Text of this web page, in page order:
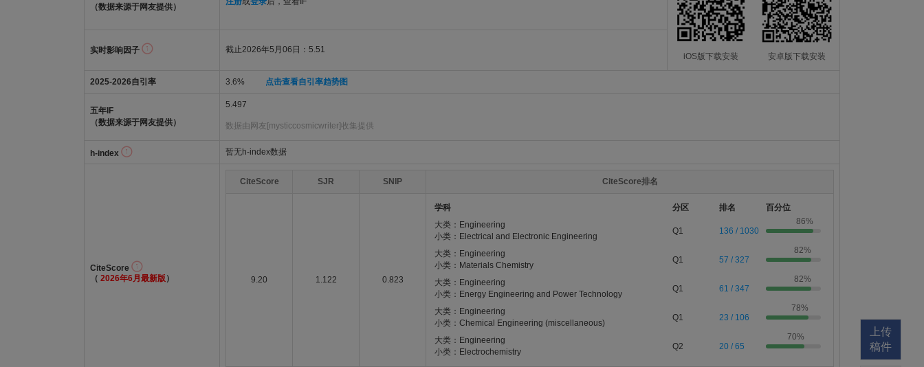
iOS版下载安装 安卓版下载安装
（数据来源于网友提供）
实时影响因子 截止2026年5月06日：5.51
2025-2026自引率 3.6% 点击查看自引率趋势图
五年IF
（数据来源于网友提供）
5.497
数据由网友[mysticcosmicwriter]收集提供
h-index 暂无h-index数据
CiteScore
（ 2026年6月最新版 ）
CiteScore SJR SNIP CiteScore排名
9.20 1.122 0.823
学科 分区 排名
百分位
大类：Engineering
小类：Electrical and Electronic Engineering
Q1 136 / 1030
86%
大类：Engineering
小类：Materials Chemistry
Q1 57 / 327
82%
大类：Engineering
小类：Energy Engineering and Power Technology
Q1 61 / 347
82%
大类：Engineering
小类：Chemical Engineering (miscellaneous)
Q1 23 / 106
78%
大类：Engineering
小类：Electrochemistry
Q2 20 / 65
70%
上传
稿件